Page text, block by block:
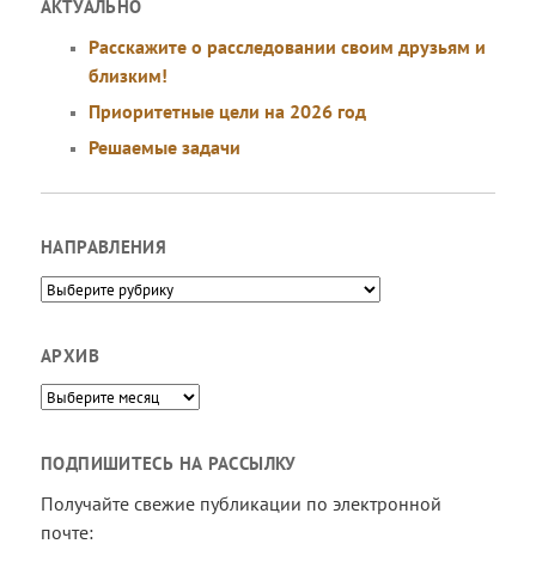
АКТУАЛЬНО
Расскажите о расследовании своим друзьям и
близким!
Приоритетные цели на 2026 год
Решаемые задачи
НАПРАВЛЕНИЯ
Направления
АРХИВ
Архив
ПОДПИШИТЕСЬ НА РАССЫЛКУ
Получайте свежие публикации по электронной
почте: